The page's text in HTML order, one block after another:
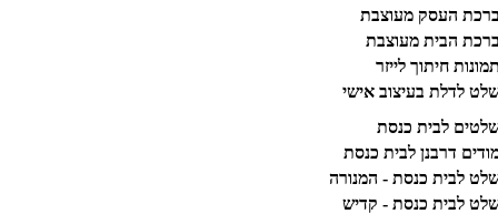
העסק מעוצבת
הבית מעוצבת
חיתוך לייזר
לדלת בעיצוב אישי
לבית כנסת
דרבנן לבית כנסת
לבית כנסת - המנורה
לבית כנסת - קדיש